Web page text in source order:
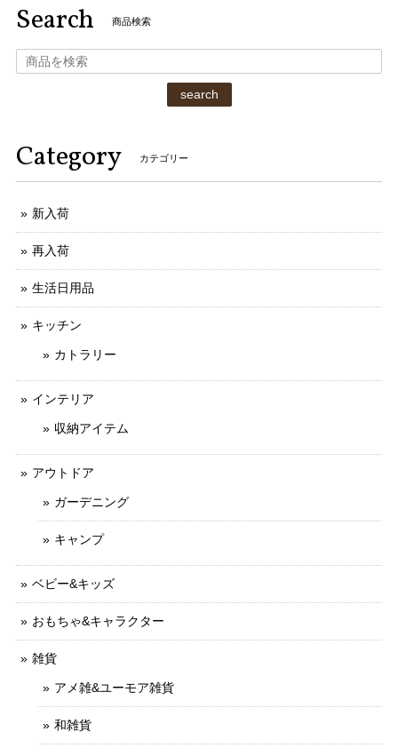
Search 商品検索
search
Category カテゴリー
新入荷
再入荷
生活日用品
キッチン
カトラリー
インテリア
収納アイテム
アウトドア
ガーデニング
キャンプ
ベビー&キッズ
おもちゃ&キャラクター
雑貨
アメ雑&ユーモア雑貨
和雑貨